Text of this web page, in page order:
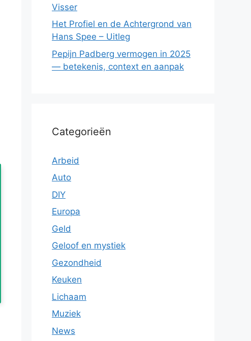
Visser
Het Profiel en de Achtergrond van
Hans Spee – Uitleg
Pepijn Padberg vermogen in 2025
— betekenis, context en aanpak
Categorieën
Arbeid
Auto
DIY
Europa
Geld
Geloof en mystiek
Gezondheid
Keuken
Lichaam
Muziek
News